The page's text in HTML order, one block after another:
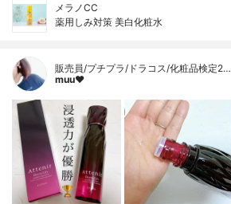
メラノCC
薬用しみ対策 美白化粧水
販売員/プチプラ/ドラコス/化粧品検定2…
muu❤︎